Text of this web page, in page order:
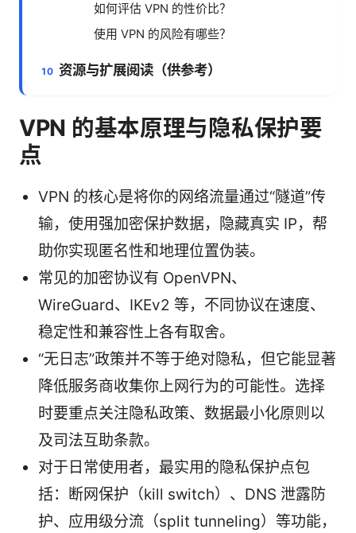
如何评估 VPN 的性价比？
使用 VPN 的风险有哪些？
资源与扩展阅读（供参考）
VPN 的基本原理与隐私保护要
点
VPN 的核心是将你的网络流量通过“隧道”传
输，使用强加密保护数据，隐藏真实 IP，帮
助你实现匿名性和地理位置伪装。
常见的加密协议有 OpenVPN、
WireGuard、IKEv2 等，不同协议在速度、
稳定性和兼容性上各有取舍。
“无日志”政策并不等于绝对隐私，但它能显著
降低服务商收集你上网行为的可能性。选择
时要重点关注隐私政策、数据最小化原则以
及司法互助条款。
对于日常使用者，最实用的隐私保护点包
括：断网保护（kill switch）、DNS 泄露防
护、应用级分流（split tunneling）等功能，